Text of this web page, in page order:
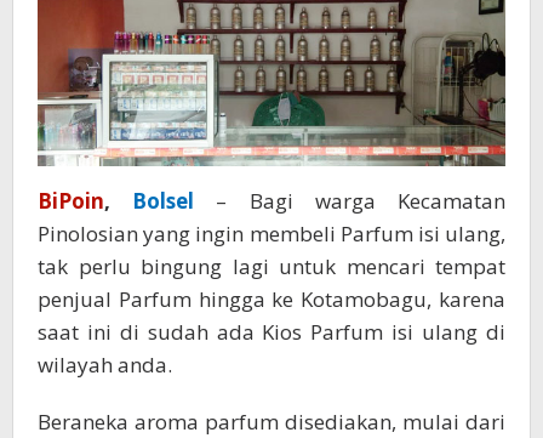
BiPoin, Bolsel – Bagi warga Kecamatan
Pinolosian yang ingin membeli Parfum isi ulang,
tak perlu bingung lagi untuk mencari tempat
penjual Parfum hingga ke Kotamobagu, karena
saat ini di sudah ada Kios Parfum isi ulang di
wilayah anda.
Beraneka aroma parfum disediakan, mulai dari